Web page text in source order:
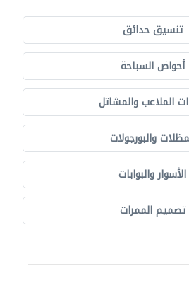
تنسيق حدائق
أحواض السباحة
الملاعب والمشاتل
والبورجولات
الأسوار والبوابات
تصميم الممرات